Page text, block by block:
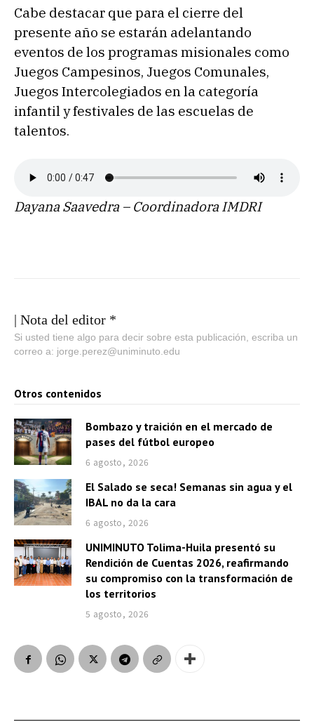
Cabe destacar que para el cierre del
presente año se estarán adelantando
eventos de los programas misionales como
Juegos Campesinos, Juegos Comunales,
Juegos Intercolegiados en la categoría
infantil y festivales de las escuelas de
talentos.
Dayana Saavedra – Coordinadora IMDRI
| Nota del editor *
Si usted tiene algo para decir sobre esta publicación, escriba un
correo a: jorge.perez@uniminuto.edu
Otros contenidos
Bombazo y traición en el mercado de
pases del fútbol europeo
6 agosto, 2026
El Salado se seca! Semanas sin agua y el
IBAL no da la cara
6 agosto, 2026
UNIMINUTO Tolima-Huila presentó su
Rendición de Cuentas 2026, reafirmando
su compromiso con la transformación de
los territorios
5 agosto, 2026